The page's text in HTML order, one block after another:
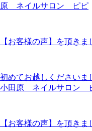
原 ネイルサロン ピピ
【お客様の声】を頂
初めてお越しください
小田原 ネイルサロン
【お客様の声】を頂